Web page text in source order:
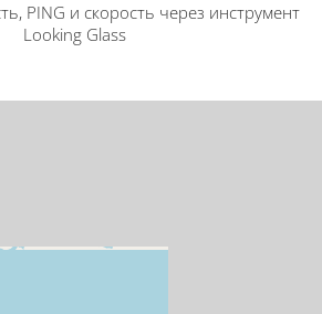
PING и скорость через инструмент
Looking Glass